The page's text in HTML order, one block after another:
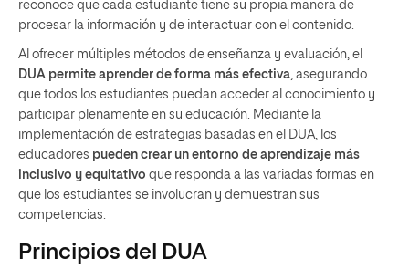
reconoce que cada estudiante tiene su propia manera de
procesar la información y de interactuar con el contenido.
Al ofrecer múltiples métodos de enseñanza y evaluación, el
DUA permite aprender de forma más efectiva , asegurando
que todos los estudiantes puedan acceder al conocimiento y
participar plenamente en su educación. Mediante la
implementación de estrategias basadas en el DUA, los
educadores pueden crear un entorno de aprendizaje más
inclusivo y equitativo que responda a las variadas formas en
que los estudiantes se involucran y demuestran sus
competencias.
Principios del DUA